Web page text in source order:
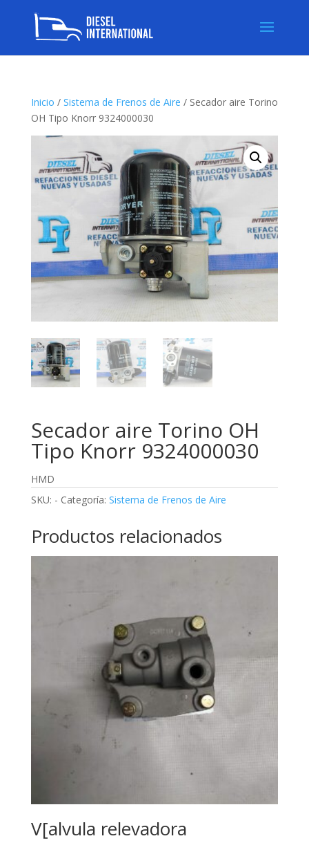
Inicio / Sistema de Frenos de Aire / Secador aire Torino
OH Tipo Knorr 9324000030
Secador aire Torino OH
Tipo Knorr 9324000030
HMD
SKU: - Categoría: Sistema de Frenos de Aire
Productos relacionados
V[alvula relevadora